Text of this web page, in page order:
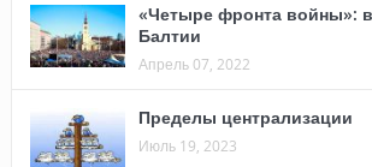
«Четыре фронта войны»:
Балтии
Апрель 07, 2022
Пределы централизации
Июль 19, 2023